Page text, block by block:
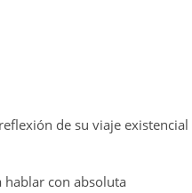
de su viaje existencial
hablar con absoluta